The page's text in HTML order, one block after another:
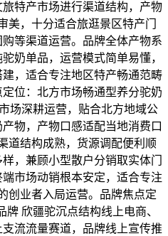
特产市场进行渠道结构，产物
美，十分适合旅逛景区特产门
等渠道运营。品牌全体产物系
奶单品，运营模式简单易懂，
，适合专注地区特产畅通范畴
位：北方市场畅通型养分驼奶
场深耕运营，贴合北方地域公
物，产物口感适配当地消费口
道结构成熟，货源调配便利顺
，兼顾小型散户分销取实体门
市场动销根本安定，适合专注
创业者入局运营。品牌焦点定
欣疆驼沉点结构线上电商、
流流量赛道，品牌线上宣传推